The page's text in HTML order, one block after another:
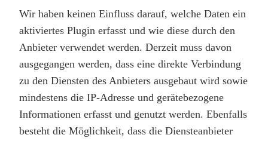
Wir haben keinen Einfluss darauf, welche Daten ein
aktiviertes Plugin erfasst und wie diese durch den
Anbieter verwendet werden. Derzeit muss davon
ausgegangen werden, dass eine direkte Verbindung
zu den Diensten des Anbieters ausgebaut wird sowie
mindestens die IP-Adresse und gerätebezogene
Informationen erfasst und genutzt werden. Ebenfalls
besteht die Möglichkeit, dass die Diensteanbieter